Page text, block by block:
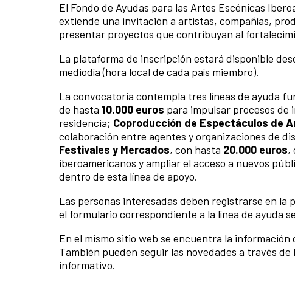
El Fondo de Ayudas para las Artes Escénicas
extiende una invitación a artistas, compañías,
presentar proyectos que contribuyan al
La plataforma de inscripción estará disponible
mediodía (hora local de cada país miembro).
La convocatoria contempla tres líneas de ayuda
de hasta 10.000 euros para impulsar procesos de
residencia; Coproducción de Espectáculos de
colaboración entre agentes y organizaciones de
Festivales y Mercados, con hasta 20.000 euros,
iberoamericanos y ampliar el acceso a nuevos
dentro de esta línea de apoyo.
Las personas interesadas deben registrarse en la
el formulario correspondiente a la línea de ayuda
En el mismo sitio web se encuentra la
También pueden seguir las novedades a través
informativo.